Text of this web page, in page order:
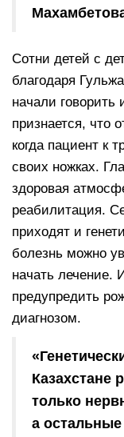
Сотни детей с
благодаря
начали
признается, что
когда пациент к
своих ножках.
здоровая
реабилитация.
приходят и
болезнь можно
начать лечение.
предупредить
диагнозом.
Казахстане
только
а